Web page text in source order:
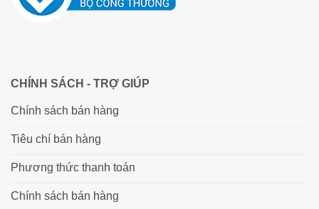
CHÍNH SÁCH - TRỢ GIÚP
Chính sách bán hàng
Tiêu chí bán hàng
Phương thức thanh toán
Chính sách bán hàng